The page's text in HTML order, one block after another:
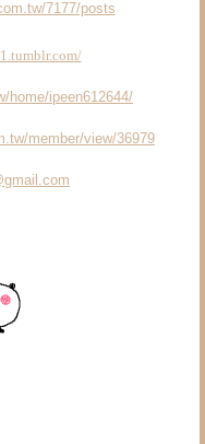
7177/posts
home/ipeen612644/
member/view/36979